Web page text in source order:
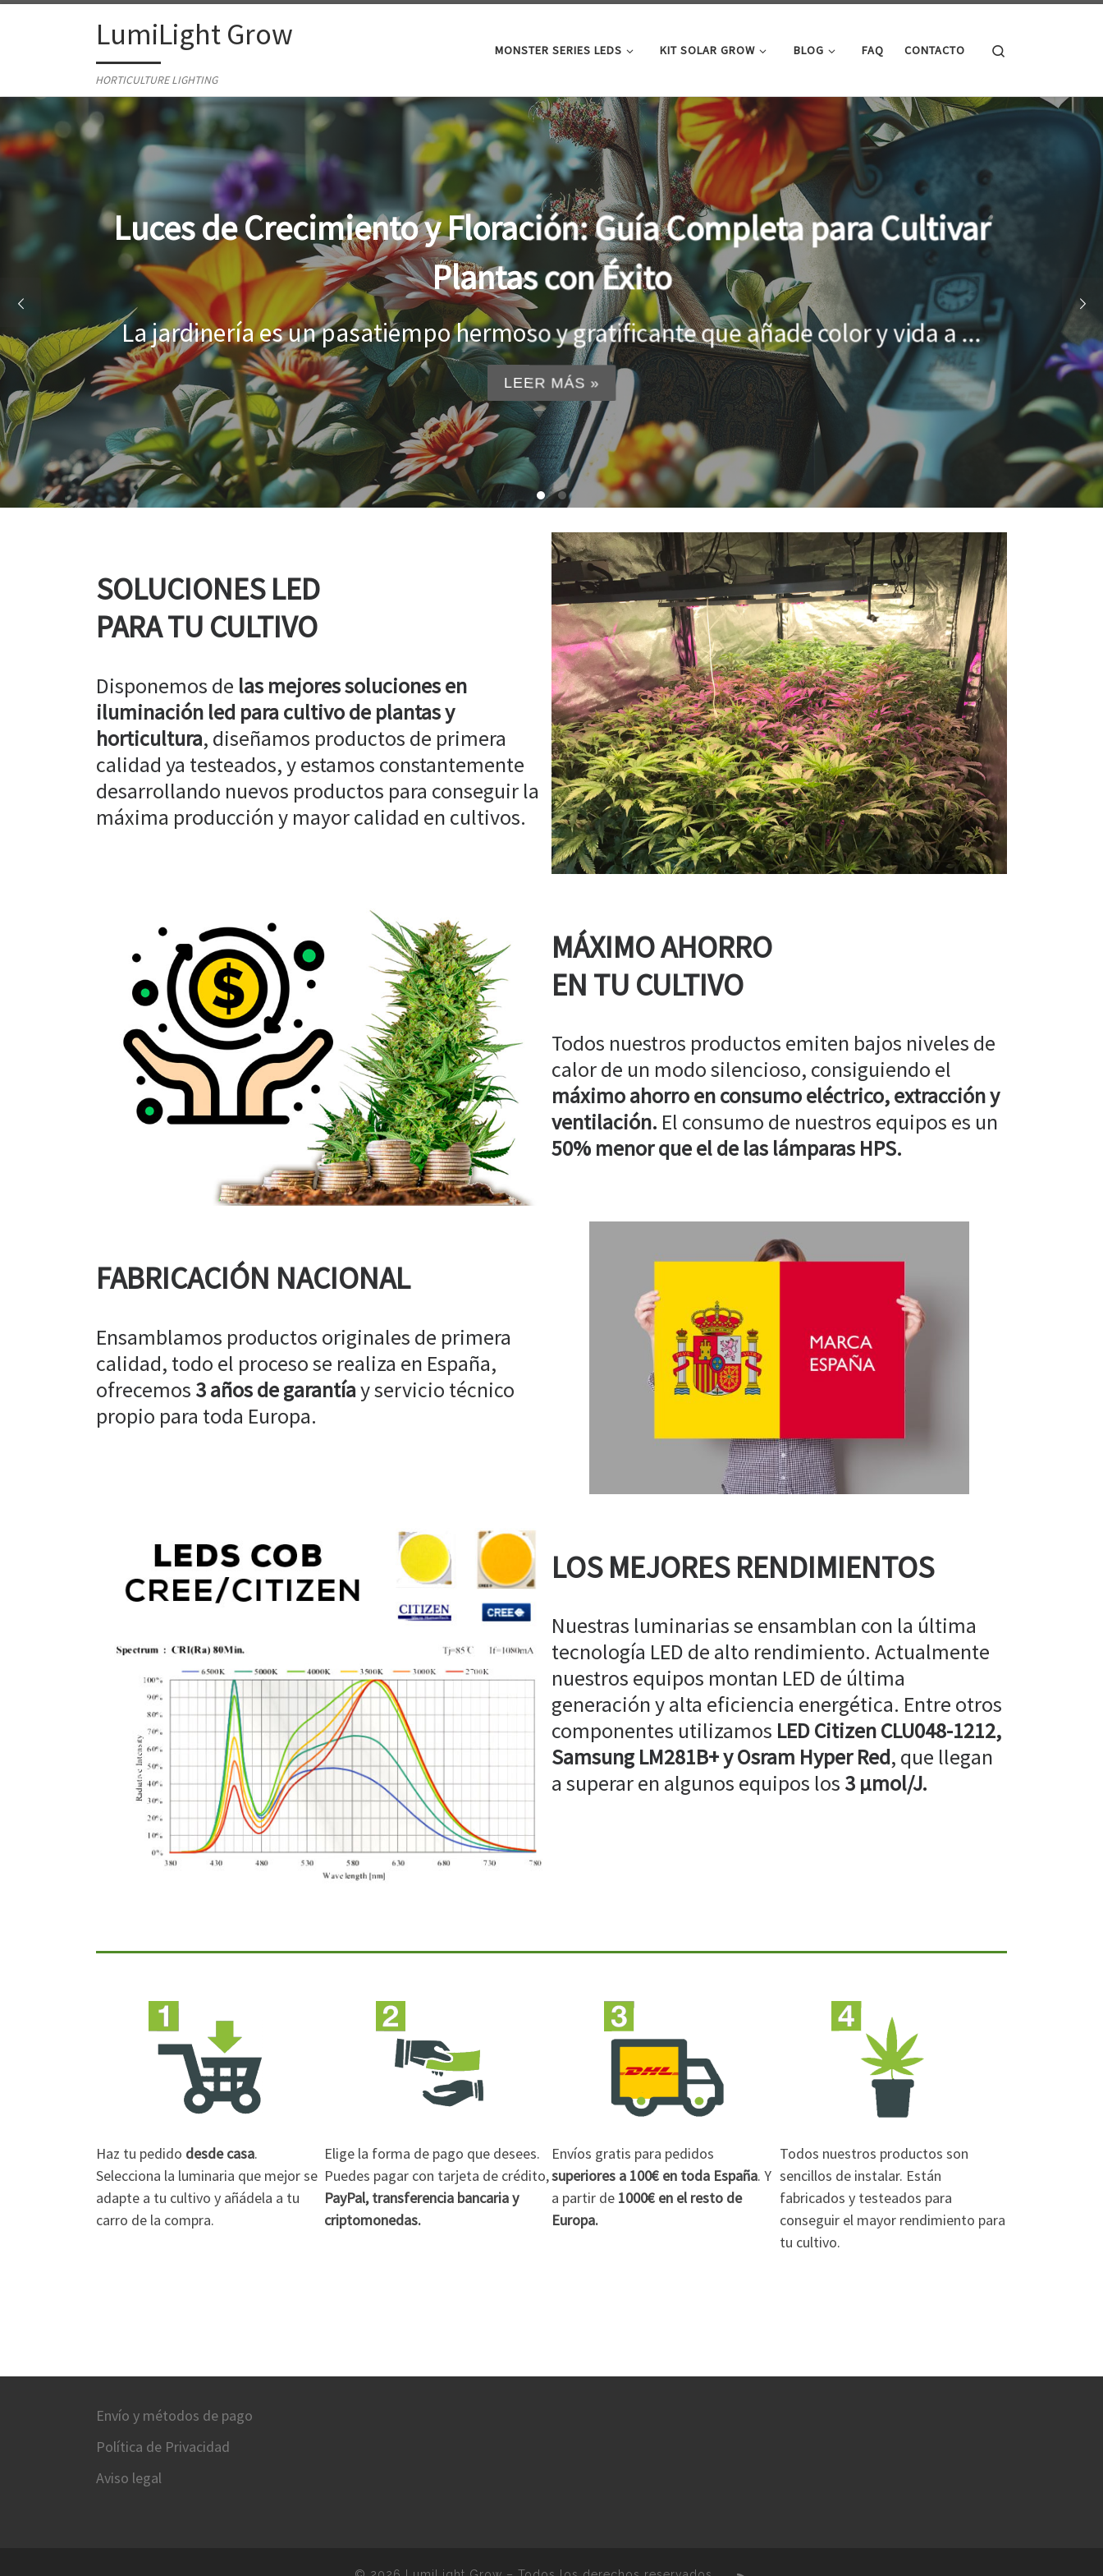
Skip to contentLumiLight Grow
HORTICULTURE LIGHTING
MONSTER SERIES LEDS KIT SOLAR GROW BLOG FAQ CONTACTO
Lámparas para indoor: la clave para un crecimiento óptimo de
tus plantas
Al cultivar plantas en el interior, es importante proporcionar el entorno adecuado
...
LEER MÁS »
SOLUCIONES LED
PARA TU CULTIVO
Disponemos de las mejores soluciones en
iluminación led para cultivo de plantas y
horticultura, diseñamos productos de primera
calidad ya testeados, y estamos constantemente
desarrollando nuevos productos para conseguir la
máxima producción y mayor calidad en cultivos.
MÁXIMO AHORRO
EN TU CULTIVO
Todos nuestros productos emiten bajos niveles de
calor de un modo silencioso, consiguiendo el
máximo ahorro en consumo eléctrico, extracción y
ventilación. El consumo de nuestros equipos es un
50% menor que el de las lámparas HPS.
FABRICACIÓN NACIONAL
Ensamblamos productos originales de primera
calidad, todo el proceso se realiza en España,
ofrecemos 3 años de garantíay servicio técnico
propio para toda Europa.
LOS MEJORES RENDIMIENTOS
Nuestras luminarias se ensamblan con la última
tecnología LED de alto rendimiento. Actualmente
nuestros equipos montan LED de última
generación y alta eficiencia energética. Entre otros
componentes utilizamos LED Citizen CLU048-1212,
Samsung LM281B+ y Osram Hyper Red, que llegan
a superar en algunos equipos los 3 µmol/J.
Haz tu pedido desde casa.
Selecciona la luminaria que mejor se
adapte a tu cultivo y añádela a tu
carro de la compra.
Elige la forma de pago que desees.
Puedes pagar con tarjeta de crédito,
PayPal, transferencia bancaria y
criptomonedas.
Envíos gratis para pedidos
superiores a 100€ en toda España. Y
a partir de 1000€ en el resto de
Europa.
Todos nuestros productos son
sencillos de instalar. Están
fabricados y testeados para
conseguir el mayor rendimiento para
tu cultivo.
Envío y métodos de pago
Política de Privacidad
Aviso legal